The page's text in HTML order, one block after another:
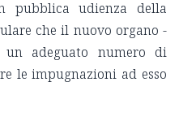
pubblica udienza della
che il nuovo organo -
adeguato numero di
le impugnazioni ad esso